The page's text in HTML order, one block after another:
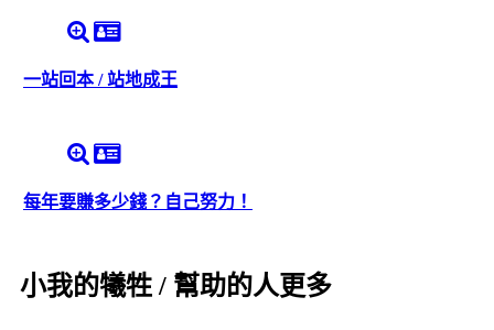
一站回本 / 站地成王
每年要賺多少錢？自己努力！
小我的犧牲 / 幫助的人更多